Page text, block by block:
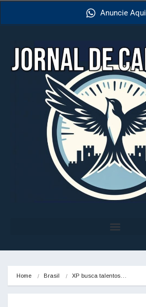
Anuncie Aqui
Home Brasil XP busca talentos…